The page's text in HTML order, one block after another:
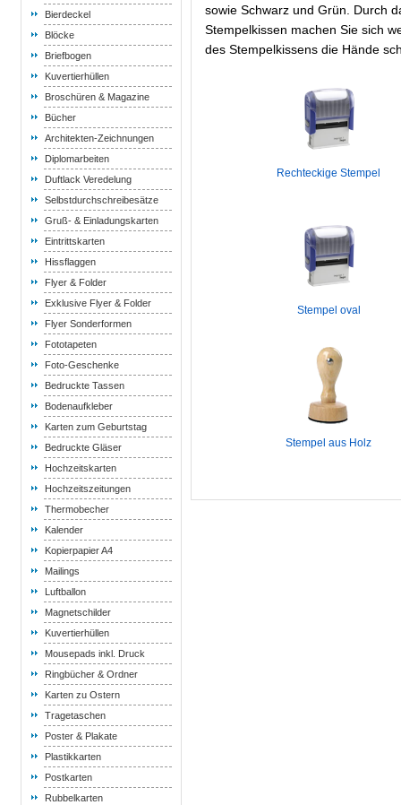
Bierdeckel
Blöcke
Briefbogen
Kuvertierhüllen
Broschüren & Magazine
Bücher
Architekten-Zeichnungen
Diplomarbeiten
Duftlack Veredelung
Selbstdurchschreibesätze
Gruß- & Einladungskarten
Eintrittskarten
Hissflaggen
Flyer & Folder
Exklusive Flyer & Folder
Flyer Sonderformen
Fototapeten
Foto-Geschenke
Bedruckte Tassen
Bodenaufkleber
Karten zum Geburtstag
Bedruckte Gläser
Hochzeitskarten
Hochzeitszeitungen
Thermobecher
Kalender
Kopierpapier A4
Mailings
Luftballon
Magnetschilder
Kuvertierhüllen
Mousepads inkl. Druck
Ringbücher & Ordner
Karten zu Ostern
Tragetaschen
Poster & Plakate
Plastikkarten
Postkarten
Rubbelkarten
sowie Schwarz und Grün. Durch
Stempelkissen machen Sie sich
des Stempelkissens die Hände
Rechteckige Stempel
Stempel oval
Stempel aus Holz